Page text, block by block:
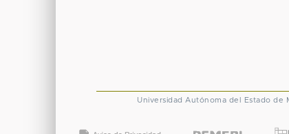
Universidad Autónoma del Estado de